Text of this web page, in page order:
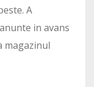
A
in avans
magazinul